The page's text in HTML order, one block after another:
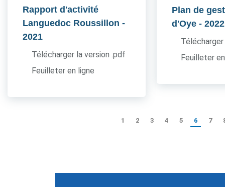
Rapport d'activité
Languedoc Roussillon -
2021
Télécharger la version .pdf
Feuilleter en ligne
Plan de
d'Oye - 2022
Feuilleter
1 2 3 4 5 6 7